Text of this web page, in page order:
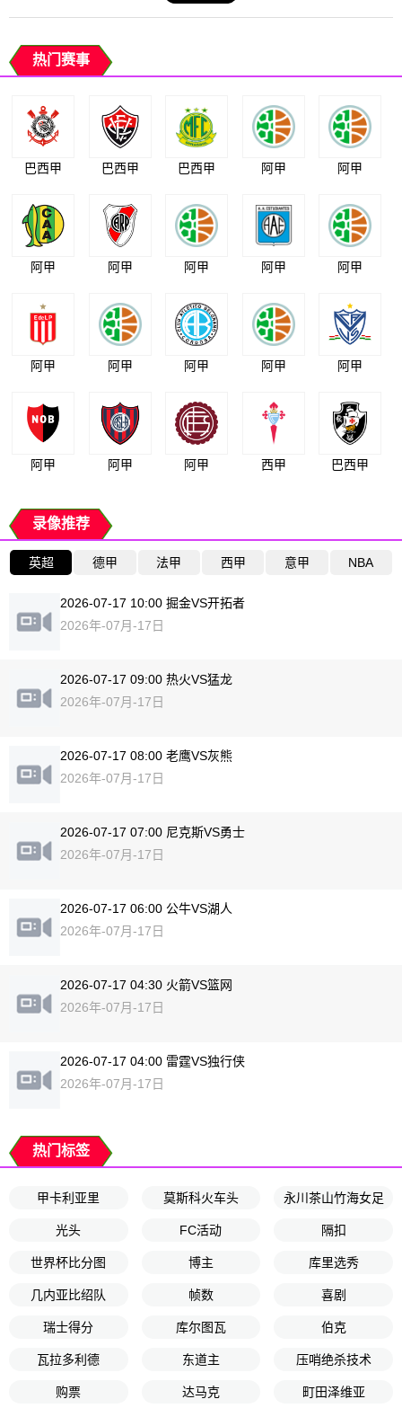
热门赛事
巴西甲 巴西甲 巴西甲 阿甲 阿甲
阿甲 阿甲 阿甲 阿甲 阿甲
阿甲 阿甲 阿甲 阿甲 阿甲
阿甲 阿甲 阿甲 西甲 巴西甲
录像推荐
英超 德甲 法甲 西甲 意甲 NBA
2026-07-17 10:00 掘金VS开拓者
2026年-07月-17日
2026-07-17 09:00 热火VS猛龙
2026年-07月-17日
2026-07-17 08:00 老鹰VS灰熊
2026年-07月-17日
2026-07-17 07:00 尼克斯VS勇士
2026年-07月-17日
2026-07-17 06:00 公牛VS湖人
2026年-07月-17日
2026-07-17 04:30 火箭VS篮网
2026年-07月-17日
2026-07-17 04:00 雷霆VS独行侠
2026年-07月-17日
热门标签
甲卡利亚里 莫斯科火车头 永川茶山竹海女足
光头 FC活动 隔扣
世界杯比分图 博主 库里选秀
几内亚比绍队 帧数 喜剧
瑞士得分 库尔图瓦 伯克
瓦拉多利德 东道主 压哨绝杀技术
购票 达马克 町田泽维亚